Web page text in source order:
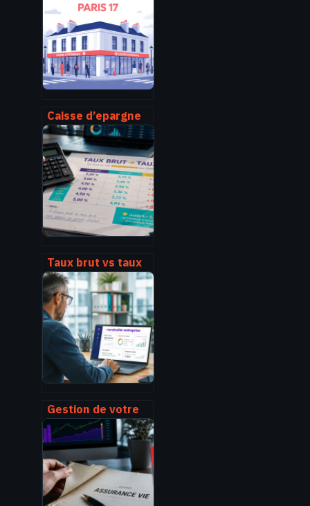
Caisse d’epargne
paris 17 : agences,
horaires, services
et contacts
Taux brut vs taux
net : 3 étapes pour
calculer votre
rendement réel et
éviter les pièges
fiscaux
Gestion de votre
retraite
d’entreprise : 4
leviers pour
sécuriser vos
droits et vos
paiements